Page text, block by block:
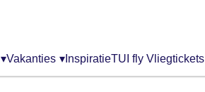
▾Vakanties ▾ InspiratieTUI fly Vliegtickets